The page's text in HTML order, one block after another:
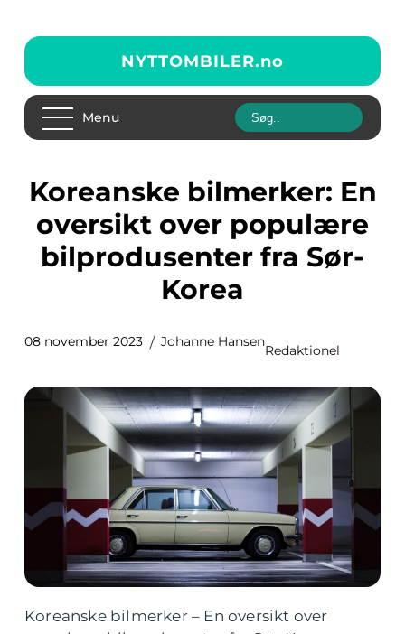
NYTTOMBILER.no
Menu
Koreanske bilmerker: En
oversikt over populære
bilprodusenter fra Sør-
Korea
08 november 2023 Johanne Hansen
Redaktionel
Koreanske bilmerker – En oversikt over